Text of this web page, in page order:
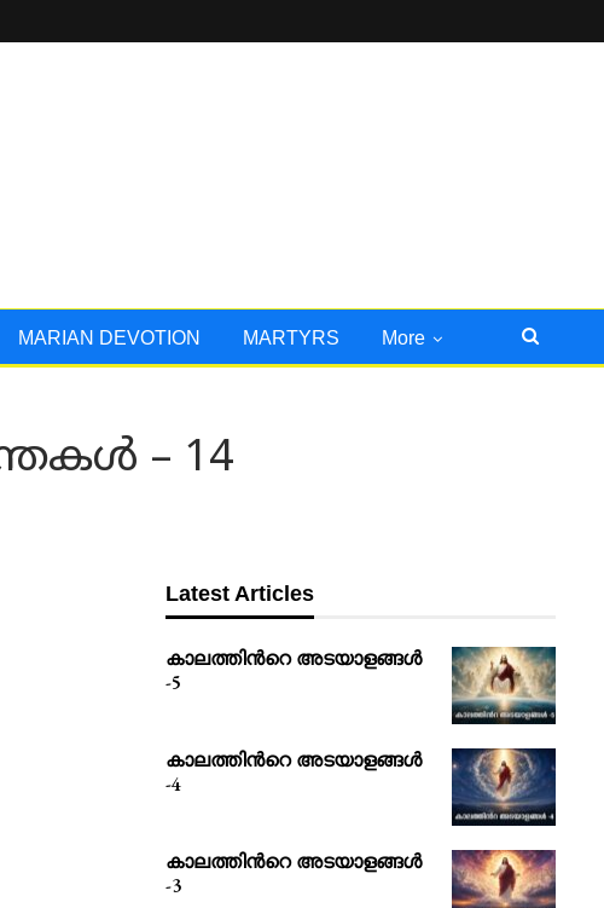
MARIAN DEVOTION MARTYRS More
– 14
Latest Articles
കാലത്തിൻറെ അടയാളങ്ങൾ
-5
കാലത്തിൻറെ അടയാളങ്ങൾ
-4
കാലത്തിൻറെ അടയാളങ്ങൾ
-3